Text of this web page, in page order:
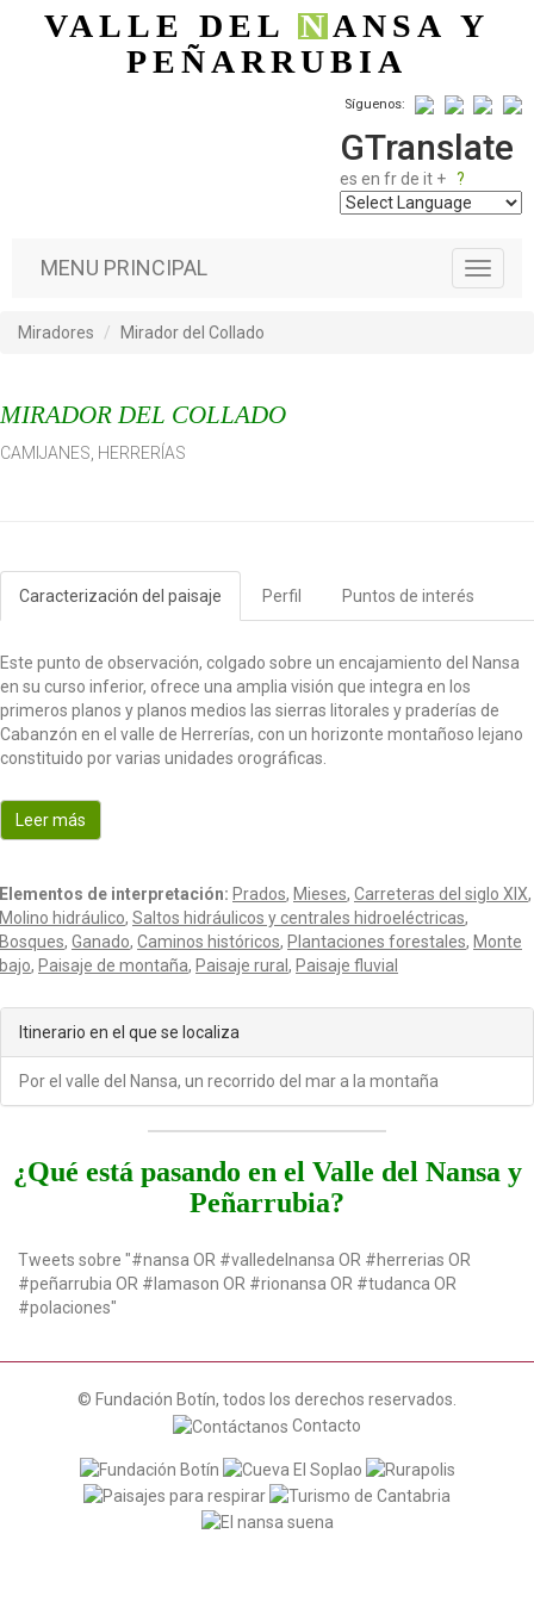
Pasar al contenido principal
VALLE DELNANSA Y
PEÑARRUBIA
Síguenos:
GTranslate
es en fr de it + ?
T
o
MENU PRINCIPAL
Miradores Mirador del Collado
MIRADOR DEL COLLADO
CAMIJANES HERRERÍAS
Caracterización del paisaje Perfil Puntos de interés
Este punto de observación, colgado sobre un encajamiento del Nansa
en su curso inferior, ofrece una amplia visión que integra en los
primeros planos y planos medios las sierras litorales y praderías de
Cabanzón en el valle de Herrerías, con un horizonte montañoso lejano
constituido por varias unidades orográficas.
Leer más
Elementos de interpretación: Prados, Mieses, Carreteras del siglo XIX,
Molino hidráulico, Saltos hidráulicos y centrales hidroeléctricas,
Bosques, Ganado, Caminos históricos, Plantaciones forestales, Monte
bajo, Paisaje de montaña, Paisaje rural , Paisaje fluvial
Itinerario en el que se localiza
Por el valle del Nansa, un recorrido del mar a la montaña
¿Qué está pasando en el Valle del Nansa y
Peñarrubia?
Tweets sobre "#nansa OR #valledelnansa OR #herrerias OR
#peñarrubia OR #lamason OR #rionansa OR #tudanca OR
#polaciones"
© Fundación Botín, todos los derechos reservados.
Contacto